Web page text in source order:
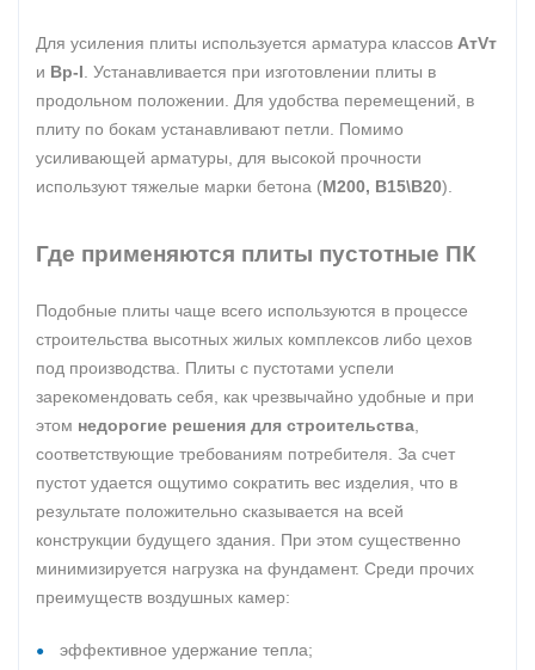
Для усиления плиты используется арматура классов АтVт
и Вр-I . Устанавливается при изготовлении плиты в
продольном положении. Для удобства перемещений, в
плиту по бокам устанавливают петли. Помимо
усиливающей арматуры, для высокой прочности
используют тяжелые марки бетона (М200, В15\В20).
Где применяются плиты пустотные ПК
Подобные плиты чаще всего используются в процессе
строительства высотных жилых комплексов либо цехов
под производства. Плиты с пустотами успели
зарекомендовать себя, как чрезвычайно удобные и при
этом недорогие решения для строительства
соответствующие требованиям потребителя. За счет
пустот удается ощутимо сократить вес изделия, что в
результате положительно сказывается на всей
конструкции будущего здания. При этом существенно
минимизируется нагрузка на фундамент. Среди прочих
преимуществ воздушных камер:
эффективное удержание тепла;